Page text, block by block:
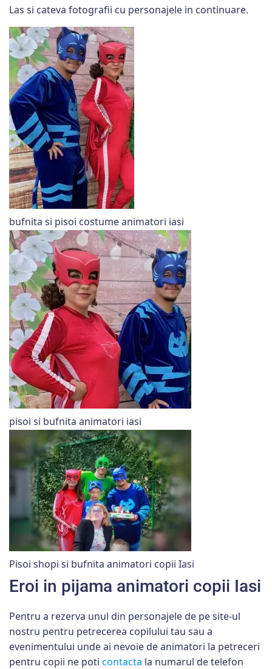
Las si cateva fotografii cu personajele in continuare.
bufnita si pisoi costume animatori iasi
pisoi si bufnita animatori iasi
Pisoi shopi si bufnita animatori copii Iasi
Eroi in pijama animatori copii Iasi
Pentru a rezerva unul din personajele de pe site-ul
nostru pentru petrecerea copilului tau sau a
evenimentului unde ai nevoie de animatori la petreceri
pentru copii ne poti contacta la numarul de telefon